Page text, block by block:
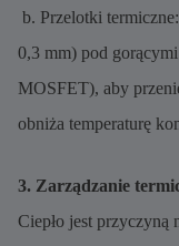
b. Przelotki
0,3 mm) pod
MOSFET), aby
obniża temperaturę
3. Zarządzanie
Ciepło jest przyczyną